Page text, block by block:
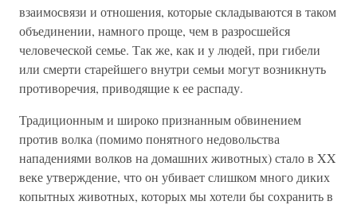
взаимосвязи и отношения, которые складываются в таком
объединении, намного проще, чем в разросшейся
человеческой семье. Так же, как и у людей, при гибели
или смерти старейшего внутри семьи могут возникнуть
противоречия, приводящие к ее распаду.
Традиционным и широко признанным обвинением
против волка (помимо понятного недовольства
нападениями волков на домашних животных) стало в XX
веке утверждение, что он убивает слишком много диких
копытных животных, которых мы хотели бы сохранить в